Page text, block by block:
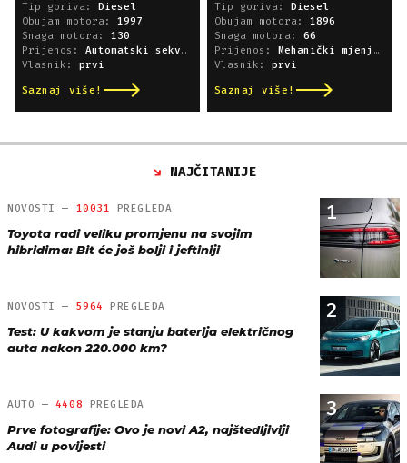
Tip goriva:
Diesel
Obujam motora: 1997
Snaga motora: 130
Prijenos: Automatski sekvencijski
Vlasnik: prvi
Saznaj više!
Tip goriva:
Diesel
Obujam motora: 1896
Snaga motora: 66
Prijenos:
Mehanički mjenjač
Vlasnik: prvi
Saznaj više!
NAJČITANIJE
1
NOVOSTI — 10031 PREGLEDA
Toyota radi veliku promjenu na svojim
hibridima: Bit će još bolji i jeftiniji
2
NOVOSTI — 5964 PREGLEDA
Test: U kakvom je stanju baterija električnog
auta nakon 220.000 km?
3
AUTO — 4408 PREGLEDA
Prve fotografije: Ovo je novi A2, najštedljiviji
Audi u povijesti